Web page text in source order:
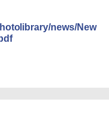
news/New